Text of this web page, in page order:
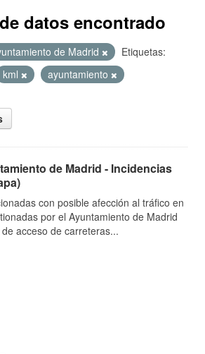
datos encontrado
de Madrid
Etiquetas:
kml
ayuntamiento
de Madrid - Incidencias
con posible afección al tráfico en
por el Ayuntamiento de Madrid
acceso de carreteras...